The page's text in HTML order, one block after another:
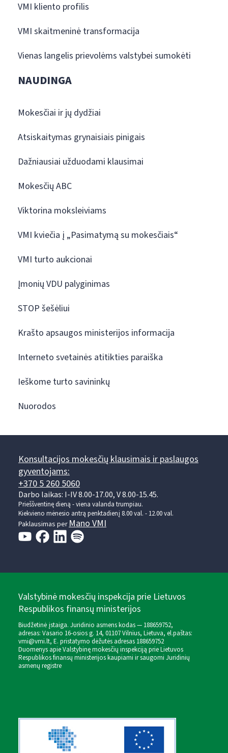
VMI kliento profilis
VMI skaitmeninė transformacija
Vienas langelis prievolėms valstybei sumokėti
NAUDINGA
Mokesčiai ir jų dydžiai
Atsiskaitymas grynaisiais pinigais
Dažniausiai užduodami klausimai
Mokesčių ABC
Viktorina moksleiviams
VMI kviečia į „Pasimatymą su mokesčiais“
VMI turto aukcionai
Įmonių VDU palyginimas
STOP šešėliui
Krašto apsaugos ministerijos informacija
Interneto svetainės atitikties paraiška
Ieškome turto savininkų
Nuorodos
Konsultacijos mokesčių klausimais ir paslaugos
gyventojams:
+370 5 260 5060
Darbo laikas: I-IV 8.00-17.00, V 8.00-15.45.
Prieššventinę dieną - viena valanda trumpiau.
Kiekvieno mėnesio antrą penktadienį 8.00 val. - 12.00 val.
Paklausimas perMano VMI
Valstybinė mokesčių inspekcija prie Lietuvos
Respublikos finansų ministerijos
Biudžetinė įstaiga. Juridinio asmens kodas — 188659752,
adresas: Vasario 16-osios g. 14, 01107 Vilnius, Lietuva, el.paštas:
vmi@vmi.lt, E. pristatymo dėžutės adresas 188659752
Duomenys apie Valstybinę mokesčių inspekciją prie Lietuvos
Respublikos finansų ministerijos kaupiami ir saugomi Juridinių
asmenų registre